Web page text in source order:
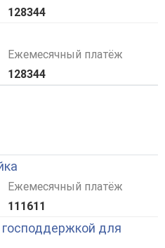
128344
Ежемесячный платёж
128344
Ежемесячный платёж
111611
для